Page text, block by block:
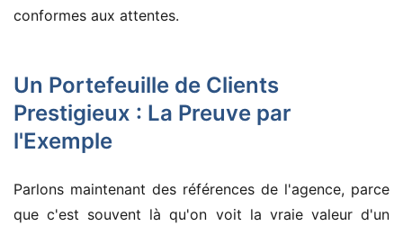
conformes aux attentes.
Un Portefeuille de Clients
Prestigieux : La Preuve par
l'Exemple
Parlons maintenant des références de l'agence, parce
que c'est souvent là qu'on voit la vraie valeur d'un